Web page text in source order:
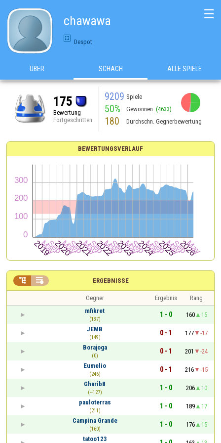
chawawa
Despot
☰
ÜBER SCHACH ALLE SPIELE
175
Bewertung
Fortgeschritten
9209 Spiele
50% Gewonnen (4633)
180 Durchschn. Gegnerbewertung
BEWERTUNGSVERLAUF
ERGEBNISSE
 
Gegner Ergebnis
Rang
mfikret
(137)
1 - 0 160
15
JEMB
(149)
0 - 1 177
-17
Borajoga
(0)
0 - 1 201
-24
Eumelio
(246)
0 - 1 216
-15
Gharib8
(~127)
1 - 0 206
10
pauloterras
(211)
1 - 0 189
17
Campina Grande
(160)
1 - 0 176
15
tatoo123